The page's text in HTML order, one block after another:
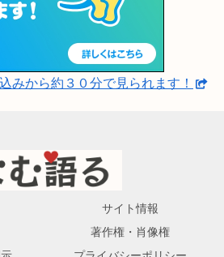
みから約３０分で見られます！
サイト情報
著作権・肖像権